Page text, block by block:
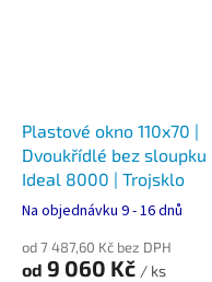
Plastové okno 110x70 |
Dvoukřídlé bez sloupku
Ideal 8000 | Trojsklo
Na objednávku 9 - 16 dnů
od 7 487,60 Kč bez DPH
od 9 060 Kč / ks